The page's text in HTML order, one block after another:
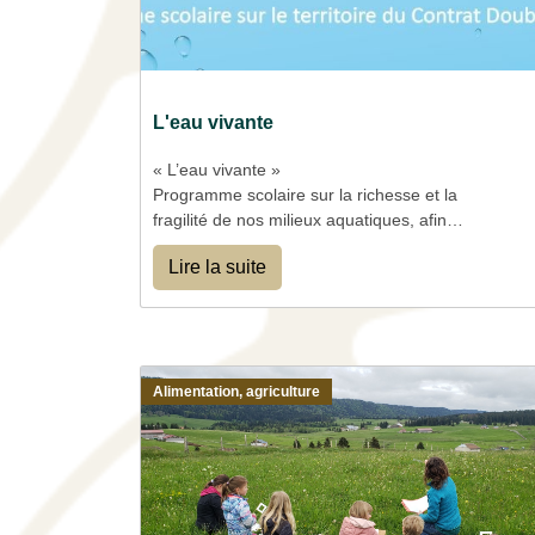
L'eau vivante
« L’eau vivante »
Programme scolaire sur la richesse et la
fragilité de nos milieux aquatiques, afin
d’œuvrer pour leur préservation sur le territoire
du contrat Doubs Dessoubre
Lire la suite
Alimentation, agriculture